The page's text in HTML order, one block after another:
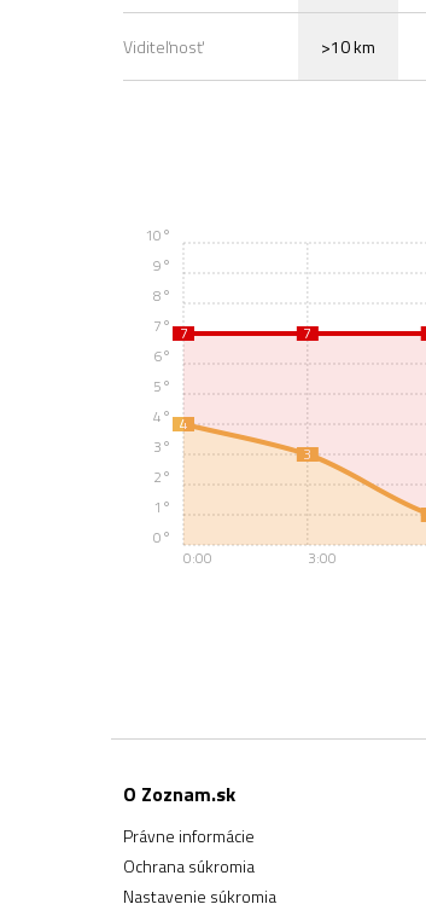
Viditeľnosť >10 km
4
3
7 7
0:00 3:00
0°
1°
2°
3°
4°
5°
6°
7°
8°
9°
10°
O Zoznam.sk
Právne informácie
Ochrana súkromia
Nastavenie súkromia